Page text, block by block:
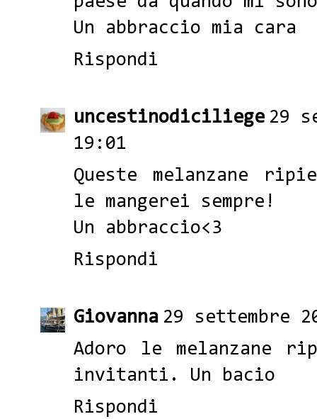
Un abbraccio mia cara
Rispondi
uncestinodiciliege 29
19:01
Queste melanzane
le mangerei sempre!
Un abbraccio<3
Rispondi
Giovanna 29 settembre
Adoro le melanzane
invitanti. Un bacio
Rispondi